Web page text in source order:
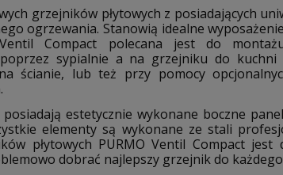
grzejników płytowych z posiadających
ogrzewania. Stanowią idealne
Compact polecana jest do
sypialnie a na grzejniku do kuchni
ścianie, lub też przy pomocy
estetycznie wykonane boczne
elementy są wykonane ze stali
płytowych PURMO Ventil Compact
dobrać najlepszy grzejnik do